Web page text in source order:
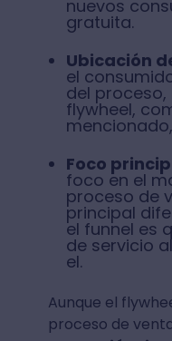
nuevos
gratuita.
Ubicación
el
del
flywheel,
Foco
foco en el
proceso de
principal
el funnel es
de servicio
el.
Aunque el
proceso de